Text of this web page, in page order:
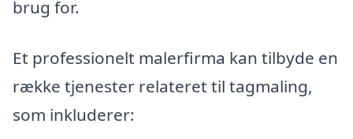
brug for.
Et professionelt malerfirma kan tilbyde en
række tjenester relateret til tagmaling,
som inkluderer: